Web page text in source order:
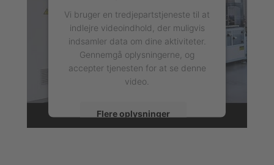
Vi bruger en tredjepartstjeneste til at
indlejre videoindhold, der muligvis
indsamler data om dine aktiviteter.
Gennemgå oplysningerne, og
accepter tjenesten for at se denne
video.
Flere oplysninger